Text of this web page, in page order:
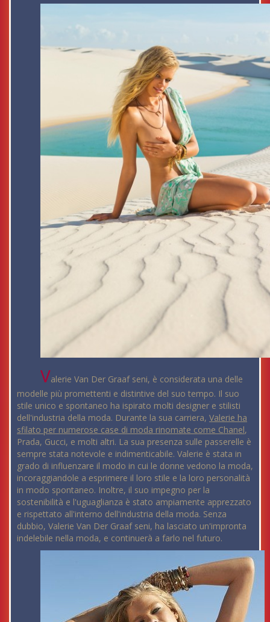
Valerie Van Der Graaf seni, è considerata una delle
modelle più promettenti e distintive del suo tempo. Il suo
stile unico e spontaneo ha ispirato molti designer e stilisti
dell'industria della moda. Durante la sua carriera, Valerie ha
sfilato per numerose case di moda rinomate come Chanel,
Prada, Gucci, e molti altri. La sua presenza sulle passerelle è
sempre stata notevole e indimenticabile. Valerie è stata in
grado di influenzare il modo in cui le donne vedono la moda,
incoraggiandole a esprimere il loro stile e la loro personalità
in modo spontaneo. Inoltre, il suo impegno per la
sostenibilità e l'uguaglianza è stato ampiamente apprezzato
e rispettato all'interno dell'industria della moda. Senza
dubbio, Valerie Van Der Graaf seni, ha lasciato un'impronta
indelebile nella moda, e continuerà a farlo nel futuro.